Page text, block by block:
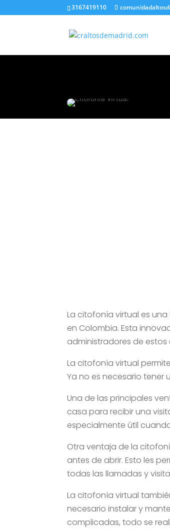
3167419110
La citofonía virtual es
en Colombia. Esta
administradores de estos
La citofonía virtual
Ya no es necesario
Una de las principales
casa para recibir una
especialmente útil
Otra ventaja de la
antes de abrir. Esto les
todas las llamadas y
La citofonía virtual
necesario instalar y
complicadas, todo se